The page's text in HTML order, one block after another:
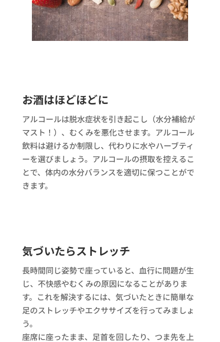
お酒はほどほどに
アルコールは脱水症状を引き起こし（水分補給が
マスト！）、むくみを悪化させます。アルコール
飲料は避けるか制限し、代わりに水やハーブティ
ーを選びましょう。アルコールの摂取を控えるこ
とで、体内の水分バランスを適切に保つことがで
きます。
気づいたらストレッチ
長時間同じ姿勢で座っていると、血行に問題が生
じ、不快感やむくみの原因になることがありま
す。これを解決するには、気づいたときに簡単な
足のストレッチやエクササイズを行ってみましょ
う。
座席に座ったまま、足首を回したり、つま先を上